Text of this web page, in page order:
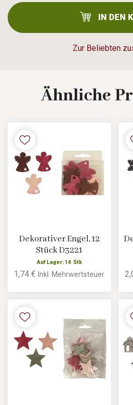
Zur Beliebten
IN DEN
Ähnliche
Dekorativer Engel, 12
Stück D3221
Auf Lager: 14 Stk
1,74 €Inkl. Mehrwertsteuer